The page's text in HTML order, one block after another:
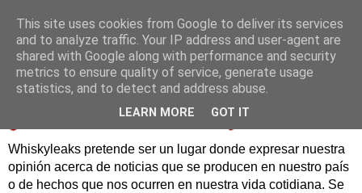
Whiskyleaks pretende ser un lugar donde expresar nuestra
opinión acerca de noticias que se producen en nuestro país
o de hechos que nos ocurren en nuestra vida cotidiana. Se
This site uses cookies from Google to deliver its services
and to analyze traffic. Your IP address and user-agent are
shared with Google along with performance and security
metrics to ensure quality of service, generate usage
statistics, and to detect and address abuse.
LEARN MORE GOT IT